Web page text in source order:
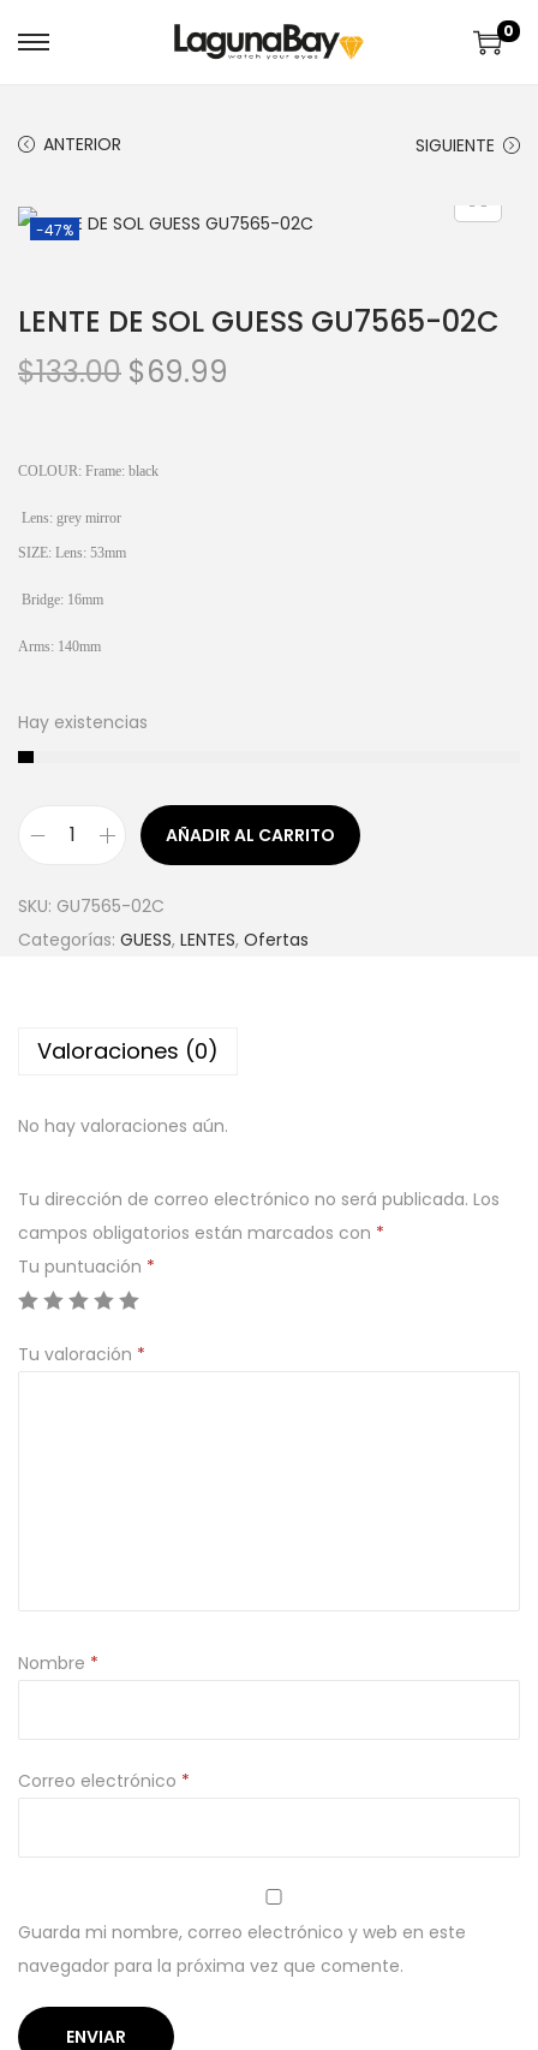
0
ANTERIOR SIGUIENTE
-47%
LENTE DE SOL GUESS GU7565-02C
$133.00 $69.99
COLOUR: Frame: black
Lens: grey mirror
SIZE: Lens: 53mm
Bridge: 16mm
Arms: 140mm
Hay existencias
AÑADIR AL CARRITO
SKU: GU7565-02C
Categorías: GUESS, LENTES, Ofertas
Valoraciones (0)
No hay valoraciones aún.
Tu dirección de correo electrónico no será publicada. Los
campos obligatorios están marcados con *
Tu puntuación *
Tu valoración *
Nombre *
Correo electrónico *
Guarda mi nombre, correo electrónico y web en este
navegador para la próxima vez que comente.